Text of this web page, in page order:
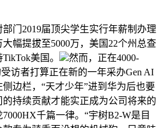
2019届顶尖学生实行年薪制办理
幅提拔至5000万，美国22个州总查
美国。
然而，正在4000-
访者打算正在新的一年采办Gen AI
边栏，“天才少年”进到华为后也要
持续贡献才能实正成为公司将来的
千篇一律。“宇树B2-W是目